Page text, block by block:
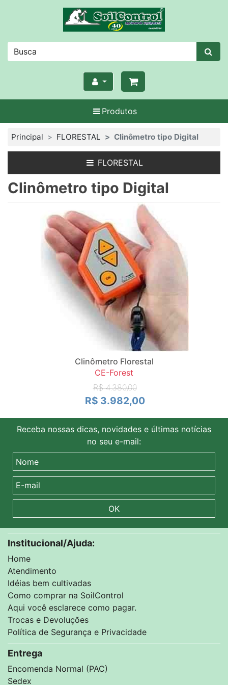
Produtos
Principal FLORESTAL Clinômetro tipo Digital
FLORESTAL
Clinômetro tipo Digital
Clinômetro Florestal
CE-Forest
R$ 4.380,00
R$ 3.982,00
Receba nossas dicas, novidades e últimas notícias
no seu e-mail:
OK
Institucional/Ajuda:
Home
Atendimento
Idéias bem cultivadas
Como comprar na SoilControl
Aqui você esclarece como pagar.
Trocas e Devoluções
Política de Segurança e Privacidade
Entrega
Encomenda Normal (PAC)
Sedex